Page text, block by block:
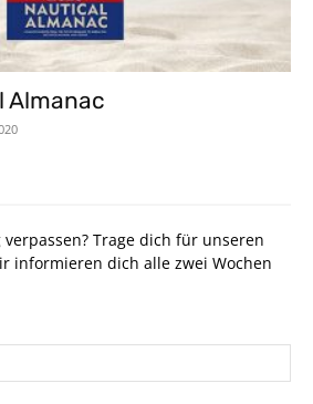
Almanac
Trage dich für unseren
informieren dich alle zwei Wochen